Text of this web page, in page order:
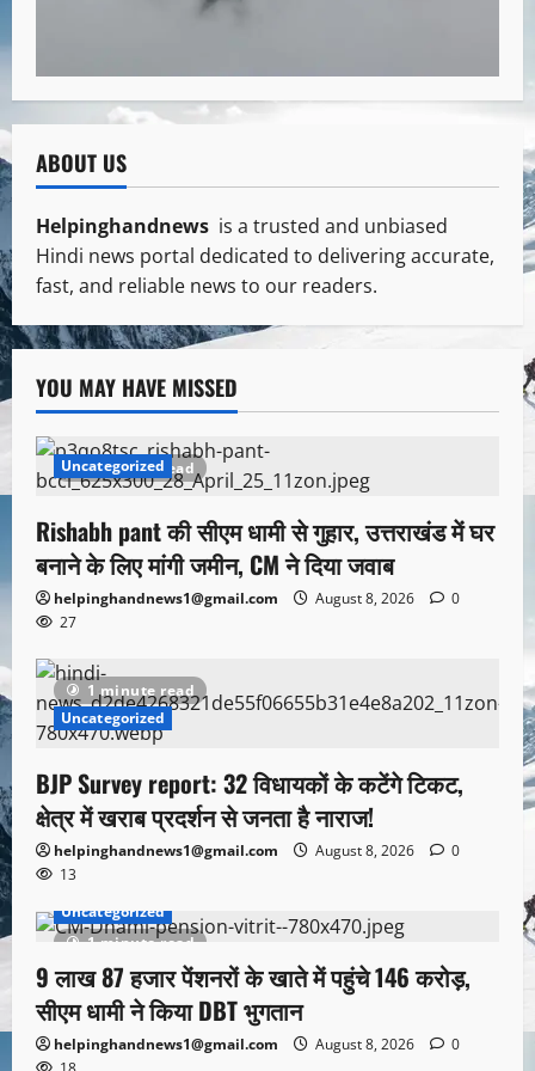
ABOUT US
Helpinghandnews is a trusted and unbiased
Hindi news portal dedicated to delivering accurate,
fast, and reliable news to our readers.
YOU MAY HAVE MISSED
1 minute read
Uncategorized
Rishabh pant की सीएम धामी से गुहार, उत्तराखंड में घर
बनाने के लिए मांगी जमीन, CM ने दिया जवाब
helpinghandnews1@gmail.com August 8, 2026
0
27
1 minute read
Uncategorized
BJP Survey report: 32 विधायकों के कटेंगे टिकट,
क्षेत्र में खराब प्रदर्शन से जनता है नाराज!
helpinghandnews1@gmail.com August 8, 2026
0
13
1 minute read
Uncategorized
9 लाख 87 हजार पेंशनरों के खाते में पहुंचे 146 करोड़,
सीएम धामी ने किया DBT भुगतान
helpinghandnews1@gmail.com August 8, 2026
0